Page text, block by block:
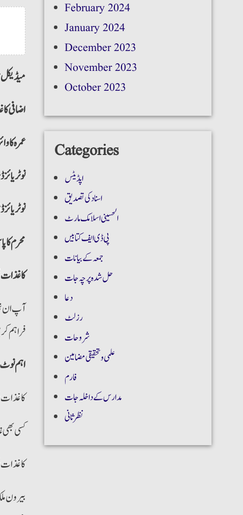
اضافی
عمرہ کا
محرم
آپ ان
فراہم
:اہم نوٹ
کاغذات
کسی
کاغذات
بیرون
February 2024
January 2024
December 2023
November 2023
October 2023
Categories
اپڈیٹس
اسناد کی تصدیق
الحسینی اسلامک مارٹ
پی ڈی ایف کتابیں
جمعہ کے بیانات
حل شدہ پرچہ جات
دعا
رزلٹ
شروحات
علمی و تحقیقی مضامین
فارم
مدارس کے داخلہ جات
نظر ثانی